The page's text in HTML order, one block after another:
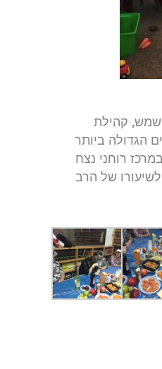
שמש, קהילת
הגדולה ביותר
רוחני נצח
של הרב